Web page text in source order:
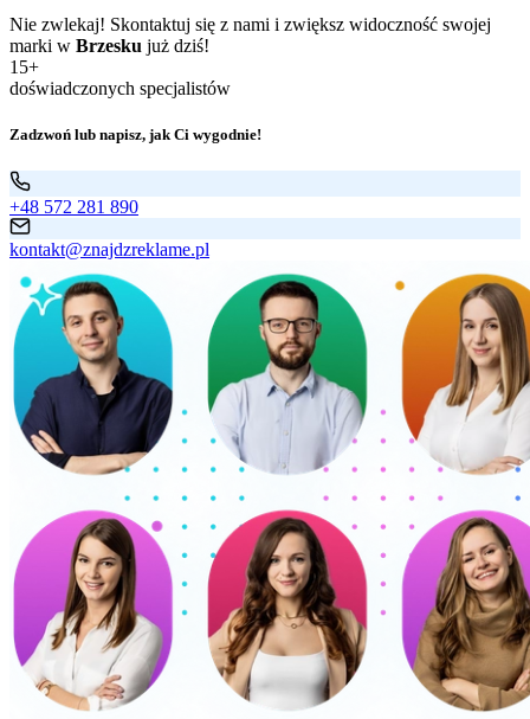
Nie zwlekaj! Skontaktuj się z nami i zwiększ widoczność swojej
marki w Brzesku już dziś!
15+
doświadczonych specjalistów
Zadzwoń lub napisz, jak Ci wygodnie!
+48 572 281 890
kontakt@znajdzreklame.pl